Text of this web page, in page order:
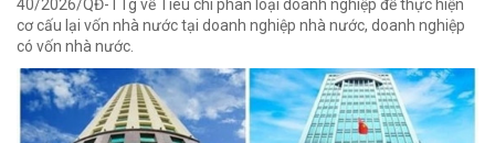
40/2026/QĐ-TTg về Tiêu chí phân loại doanh nghiệp để thực hiện
cơ cấu lại vốn nhà nước tại doanh nghiệp nhà nước, doanh nghiệp
có vốn nhà nước.